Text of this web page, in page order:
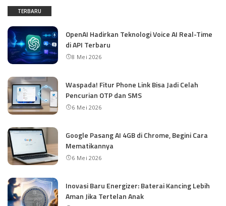
TERBARU
OpenAI Hadirkan Teknologi Voice AI Real-Time
di API Terbaru
8 Mei 2026
Waspada! Fitur Phone Link Bisa Jadi Celah
Pencurian OTP dan SMS
6 Mei 2026
Google Pasang AI 4GB di Chrome, Begini Cara
Mematikannya
6 Mei 2026
Inovasi Baru Energizer: Baterai Kancing Lebih
Aman Jika Tertelan Anak